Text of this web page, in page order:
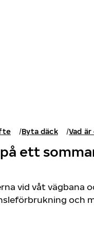
Byta däck Vad
ett
vid våt
och